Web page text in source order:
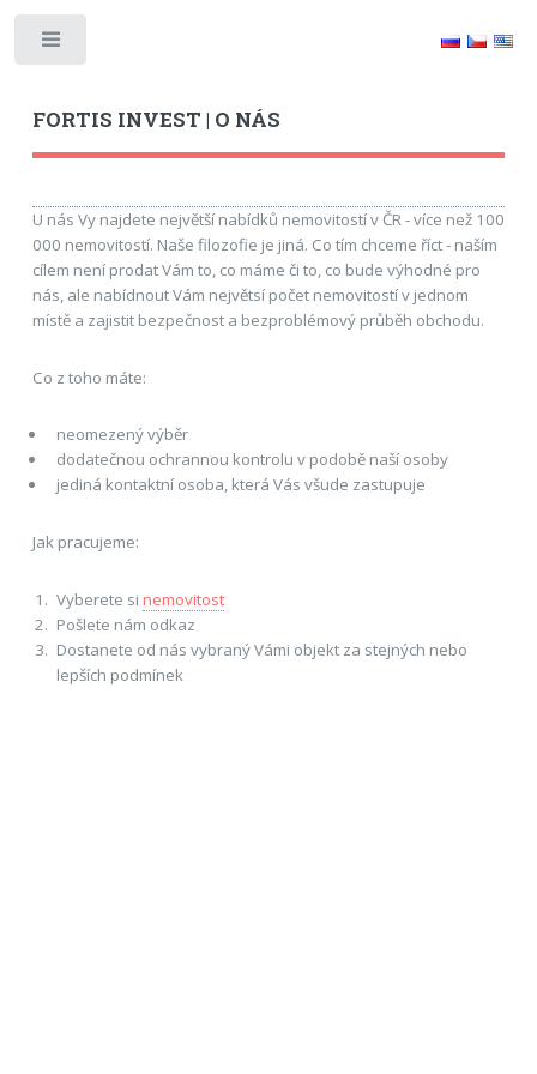
FORTIS INVEST | O NÁS
U nás Vy najdete největší nabídků nemovitostí v ČR - více než 100
000 nemovitostí. Naše filozofie je jiná. Co tím chceme říct - naším
cílem není prodat Vám to, co máme či to, co bude výhodné pro
nás, ale nabídnout Vám největsí počet nemovitostí v jednom
místě a zajistit bezpečnost a bezproblémový průběh obchodu.
Co z toho máte:
neomezený výběr
dodatečnou ochrannou kontrolu v podobě naší osoby
jediná kontaktní osoba, která Vás všude zastupuje
Jak pracujeme:
Vyberete si nemovitost
Pošlete nám odkaz
Dostanete od nás vybraný Vámi objekt za stejných nebo
lepších podmínek